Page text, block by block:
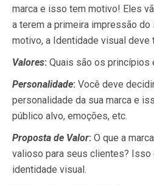
marca e isso tem motivo! Eles
a terem a primeira impressão
motivo, a Identidade visual deve
Valores: Quais são os princípios
Personalidade: Você deve
personalidade da sua marca e
público alvo, emoções, etc.
Proposta de Valor: O que a
valioso para seus clientes? Isso
identidade visual.